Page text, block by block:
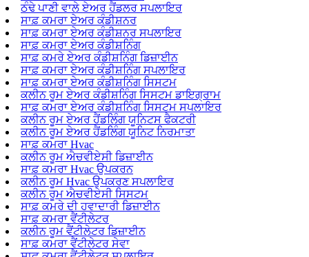
ਠੰਢੇ ਪਾਣੀ ਵਾਲੇ ਏਅਰ ਹੈਂਡਲਰ ਸਪਲਾਇਰ
ਸਾਫ਼ ਕਮਰਾ ਏਅਰ ਕੰਡੀਸ਼ਨਰ
ਸਾਫ਼ ਕਮਰਾ ਏਅਰ ਕੰਡੀਸ਼ਨਰ ਸਪਲਾਇਰ
ਸਾਫ਼ ਕਮਰਾ ਏਅਰ ਕੰਡੀਸ਼ਨਿੰਗ
ਸਾਫ਼ ਕਮਰੇ ਏਅਰ ਕੰਡੀਸ਼ਨਿੰਗ ਡਿਜ਼ਾਈਨ
ਸਾਫ਼ ਕਮਰਾ ਏਅਰ ਕੰਡੀਸ਼ਨਿੰਗ ਸਪਲਾਇਰ
ਸਾਫ਼ ਕਮਰਾ ਏਅਰ ਕੰਡੀਸ਼ਨਿੰਗ ਸਿਸਟਮ
ਕਲੀਨ ਰੂਮ ਏਅਰ ਕੰਡੀਸ਼ਨਿੰਗ ਸਿਸਟਮ ਡਾਇਗ੍ਰਾਮ
ਸਾਫ਼ ਕਮਰਾ ਏਅਰ ਕੰਡੀਸ਼ਨਿੰਗ ਸਿਸਟਮ ਸਪਲਾਇਰ
ਕਲੀਨ ਰੂਮ ਏਅਰ ਹੈਂਡਲਿੰਗ ਯੂਨਿਟਸ ਫੈਕਟਰੀ
ਕਲੀਨ ਰੂਮ ਏਅਰ ਹੈਂਡਲਿੰਗ ਯੂਨਿਟ ਨਿਰਮਾਤਾ
ਸਾਫ਼ ਕਮਰਾ Hvac
ਕਲੀਨ ਰੂਮ ਐਚਵੀਏਸੀ ਡਿਜ਼ਾਈਨ
ਸਾਫ਼ ਕਮਰਾ Hvac ਉਪਕਰਨ
ਕਲੀਨ ਰੂਮ Hvac ਉਪਕਰਣ ਸਪਲਾਇਰ
ਕਲੀਨ ਰੂਮ ਐਚਵੀਏਸੀ ਸਿਸਟਮ
ਸਾਫ਼ ਕਮਰੇ ਦੀ ਹਵਾਦਾਰੀ ਡਿਜ਼ਾਈਨ
ਸਾਫ਼ ਕਮਰਾ ਵੈਂਟੀਲੇਟਰ
ਕਲੀਨ ਰੂਮ ਵੈਂਟੀਲੇਟਰ ਡਿਜ਼ਾਈਨ
ਸਾਫ਼ ਕਮਰਾ ਵੈਂਟੀਲੇਟਰ ਸੇਵਾ